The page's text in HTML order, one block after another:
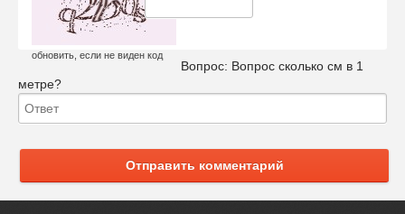
обновить, если не виден код
Вопрос: Вопрос сколько см в 1
метре?
Отправить комментарий